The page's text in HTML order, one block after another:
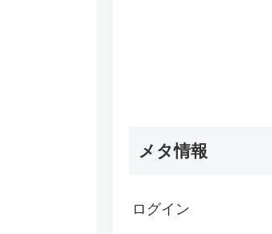
メタ情報
ログイン